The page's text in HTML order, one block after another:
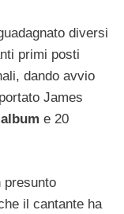
diversi
primi posti
dando avvio
James
e 20
presunto
il cantante ha